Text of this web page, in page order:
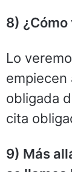
8)
Lo
empiecen
obligada
cita
9) Más